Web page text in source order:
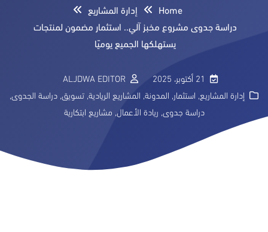
Home
إدارة المشاريع
دراسة جدوى مشروع مخبز آلي.. استثمار مضمون لمنتجات
يستهلكها الجميع يوميًا
21 أكتوبر، 2025
ALJDWA EDITOR
إدارة المشاريع, استثمار, المدونة, المشاريع الريادية, تسويق, دراسة الجدوى,
دراسة جدوى, ريادة الأعمال, مشاريع ابتكارية